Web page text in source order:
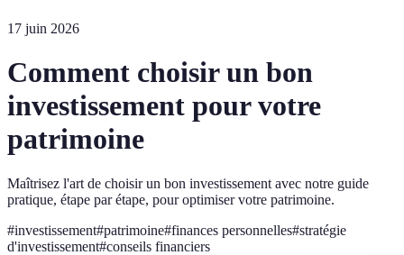
17 juin 2026
Comment choisir un bon
investissement pour votre
patrimoine
Maîtrisez l'art de choisir un bon investissement avec notre guide
pratique, étape par étape, pour optimiser votre patrimoine.
#investissement#patrimoine#finances personnelles#stratégie
d'investissement#conseils financiers